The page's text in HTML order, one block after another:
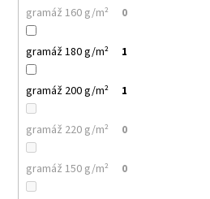
gramáž 160 g/m² 0
gramáž 180 g/m² 1
gramáž 200 g/m² 1
gramáž 220 g/m² 0
gramáž 150 g/m² 0
D